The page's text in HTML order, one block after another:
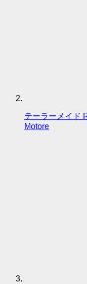
テーラーメイド
Motore